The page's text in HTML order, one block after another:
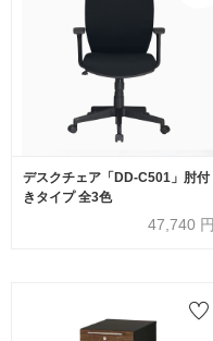
デスクチェア「DD-C501」肘付
きタイプ 全3色
47,740 円